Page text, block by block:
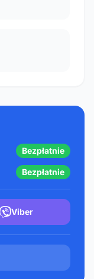
Bezpłatnie
Bezpłatnie
Viber